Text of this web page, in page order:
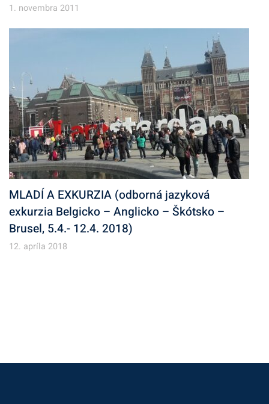
1. novembra 2011
MLADÍ A EXKURZIA (odborná jazyková
exkurzia Belgicko – Anglicko – Škótsko –
Brusel, 5.4.- 12.4. 2018)
12. apríla 2018